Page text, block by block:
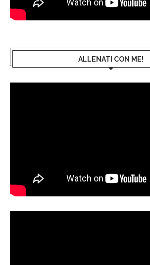
ALLENATI CON ME!